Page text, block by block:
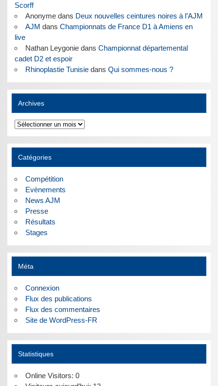
Scorff
Anonymedans Deux nouvelles ceintures noires à l’AJM
AJM dans Championnats de France D1 à Amiens en
live
Nathan Leygoniedans Championnat départemental
cadet D2 et espoir
Rhinoplastie Tunisiedans Qui sommes-nous ?
Archives
Archives
Catégories
Compétition
Evènements
News AJM
Presse
Résultats
Stages
Méta
Connexion
Flux des publications
Flux des commentaires
Site de WordPress-FR
Statistiques
Online Visitors: 0